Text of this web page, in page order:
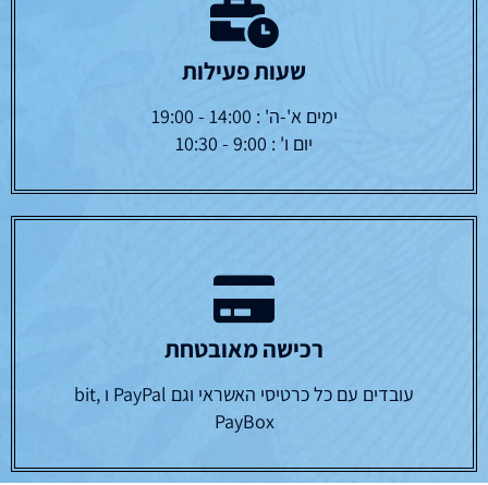
שעות פעילות
ימים א'-ה' : 14:00 - 19:00
יום ו' : 9:00 - 10:30
רכישה מאובטחת
עובדים עם כל כרטיסי האשראי וגם PayPal ו bit,
PayBox